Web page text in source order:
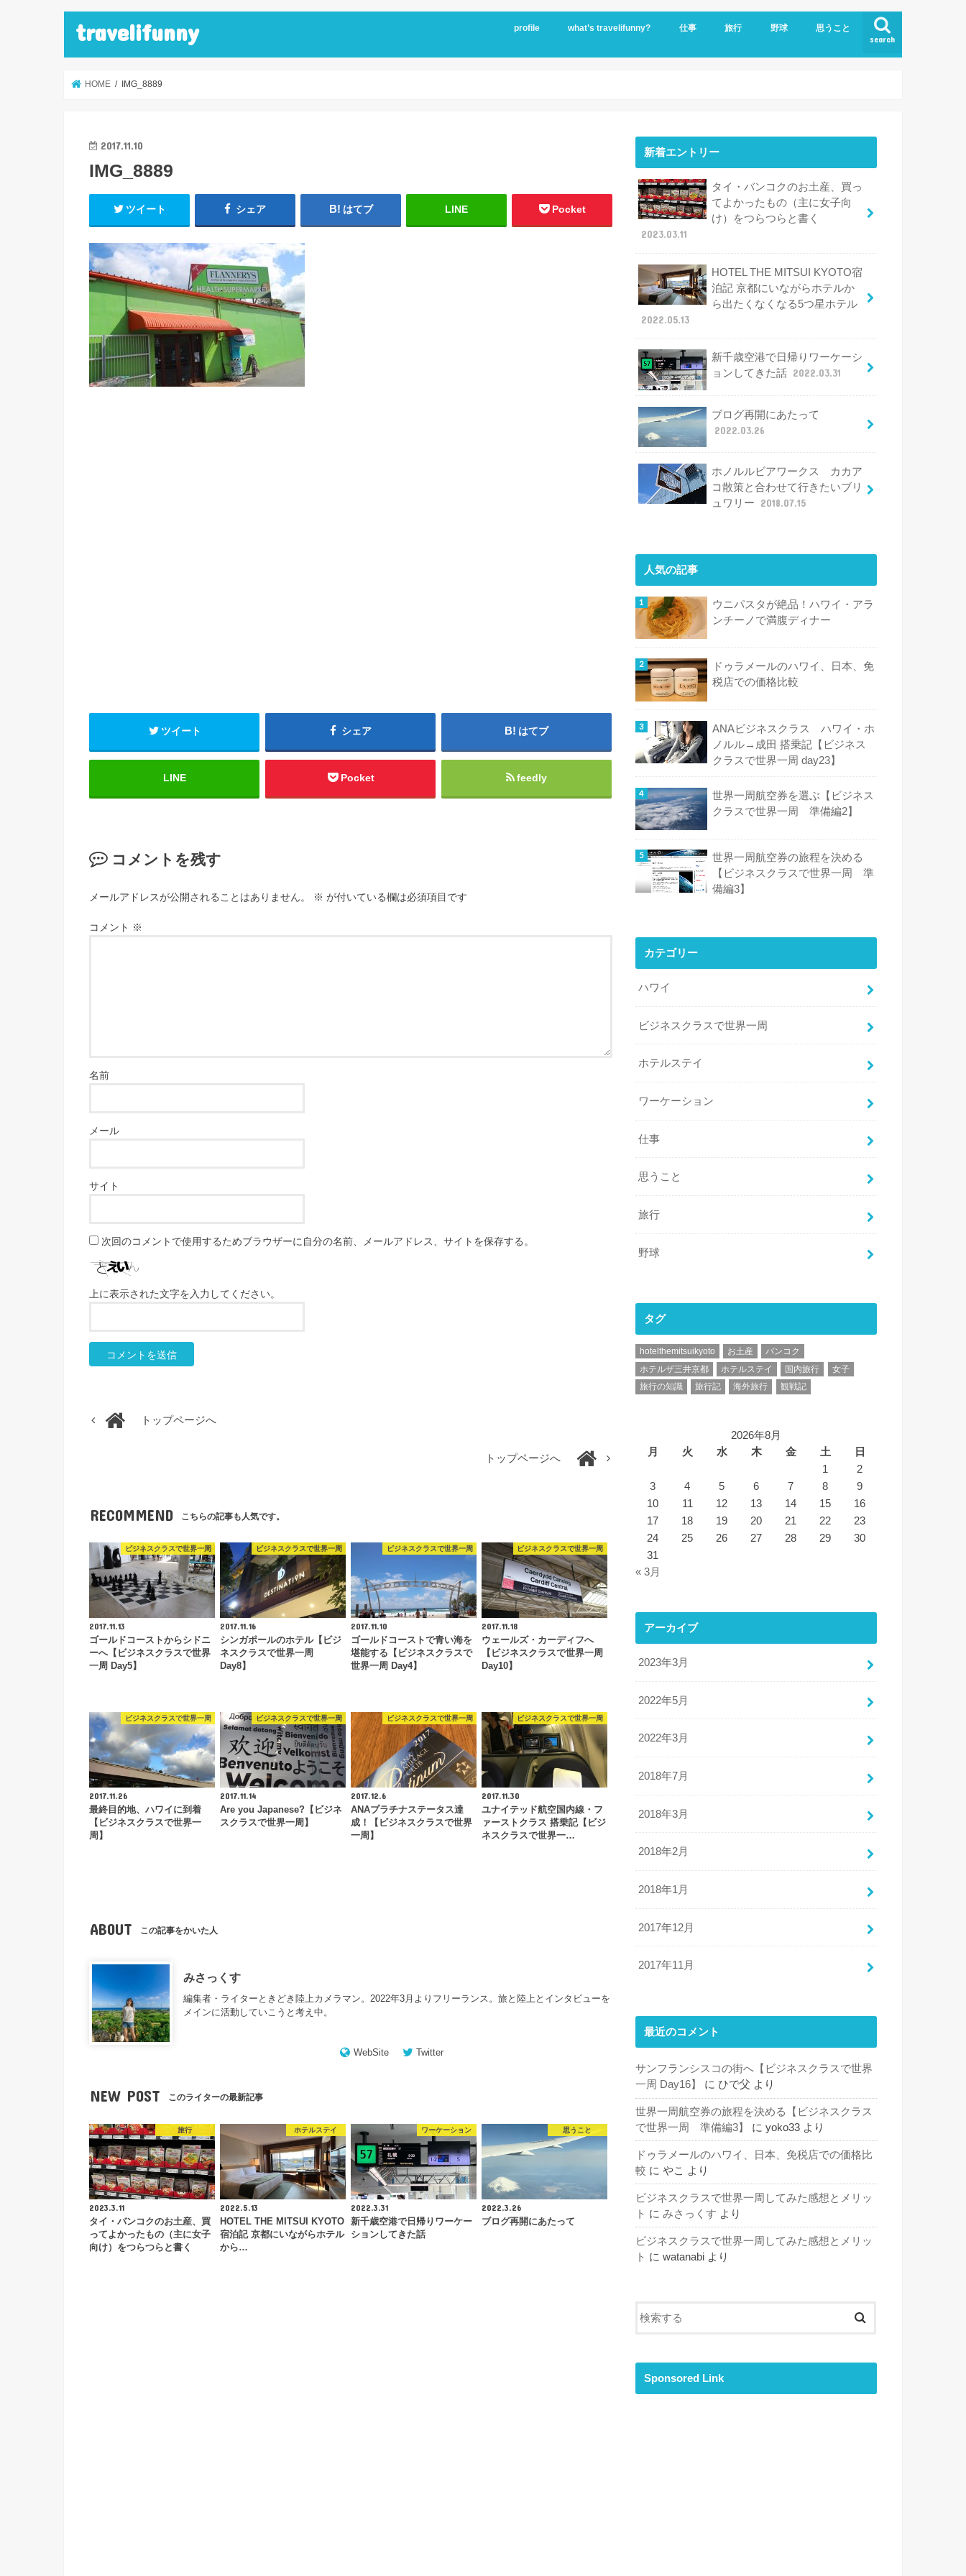
travelifunny search
profile what’s travelifunny? 仕事 旅行
ビジネスクラスで世界一周
ハワイ
野球 思うこと
HOME IMG_8889
2017.11.10
IMG_8889
ツイート シェア はてブ LINE Pocket
ツイート シェア はてブ
LINE Pocket feedly
コメントを残す
メールアドレスが公開されることはありません。 ※ が付いている欄は必須項目です
コメント ※
名前
メール
サイト
次回のコメントで使用するためブラウザーに自分の名前、メールアドレス、サイトを保存する。
上に表示された文字を入力してください。
トップページへ
トップページへ
RECOMMEND こちらの記事も人気です。
ビジネスクラスで世界一周
2017.11.13
ゴールドコーストからシドニ
ーへ【ビジネスクラスで世界
一周 Day5】
ビジネスクラスで世界一周
2017.11.16
シンガポールのホテル【ビジ
ネスクラスで世界一周
Day8】
ビジネスクラスで世界一周
2017.11.10
ゴールドコーストで青い海を
堪能する【ビジネスクラスで
世界一周 Day4】
ビジネスクラスで世界一周
2017.11.18
ウェールズ・カーディフへ
【ビジネスクラスで世界一周
Day10】
ビジネスクラスで世界一周
2017.11.26
最終目的地、ハワイに到着
【ビジネスクラスで世界一
周】
ビジネスクラスで世界一周
2017.11.14
Are you Japanese?【ビジネ
スクラスで世界一周】
ビジネスクラスで世界一周
2017.12.6
ANAプラチナステータス達
成！【ビジネスクラスで世界
一周】
ビジネスクラスで世界一周
2017.11.30
ユナイテッド航空国内線・フ
ァーストクラス 搭乗記【ビジ
ネスクラスで世界一…
ABOUT この記事をかいた人
みさっくす
編集者・ライターときどき陸上カメラマン。2022年3月よりフリーランス。旅と陸上とインタビューを
メインに活動していこうと考え中。
WebSite Twitter
NEW POST このライターの最新記事
旅行
2023.3.11
タイ・バンコクのお土産、買
ってよかったもの（主に女子
向け）をつらつらと書く
ホテルステイ
2022.5.13
HOTEL THE MITSUI KYOTO
宿泊記 京都にいながらホテル
から…
ワーケーション
2022.3.31
新千歳空港で日帰りワーケー
ションしてきた話
思うこと
2022.3.26
ブログ再開にあたって
新着エントリー
タイ・バンコクのお土産、買っ
てよかったもの（主に女子向
け）をつらつらと書く
2023.03.11
HOTEL THE MITSUI KYOTO宿
泊記 京都にいながらホテルか
ら出たくなくなる5つ星ホテル
2022.05.13
新千歳空港で日帰りワーケーシ
ョンしてきた話 2022.03.31
ブログ再開にあたって
2022.03.26
ホノルルビアワークス カカア
コ散策と合わせて行きたいブリ
ュワリー
2018.07.15
人気の記事
ウニパスタが絶品！ハワイ・アラ
ンチーノで満腹ディナー
ドゥラメールのハワイ、日本、免
税店での価格比較
ANAビジネスクラス ハワイ・ホ
ノルル→成田 搭乗記【ビジネス
クラスで世界一周 day23】
世界一周航空券を選ぶ【ビジネス
クラスで世界一周 準備編2】
世界一周航空券の旅程を決める
【ビジネスクラスで世界一周 準
備編3】
カテゴリー
ハワイ
ビジネスクラスで世界一周
ホテルステイ
ワーケーション
仕事
思うこと
旅行
野球
タグ
hotelthemitsuikyoto お土産
バンコク
ホテルザ三井京都
ホテルステイ 国内旅行
女子
旅行の知識
旅行記 海外旅行 観戦記
2026年8月
月
火 水 木 金 土
日
1
2
3
4 5 6 7 8
9
10
11 12 13 14 15
16
17
18 19 20 21 22
23
24
25 26 27 28 29
30
31
« 3月
アーカイブ
2023年3月
2022年5月
2022年3月
2018年7月
2018年3月
2018年2月
2018年1月
2017年12月
2017年11月
最近のコメント
サンフランシスコの街へ【ビジネスクラスで世界
一周 Day16】
に ひで父 より
世界一周航空券の旅程を決める【ビジネスクラス
で世界一周 準備編3】
に yoko33 より
ドゥラメールのハワイ、日本、免税店での価格比
較 に やこ より
ビジネスクラスで世界一周してみた感想とメリッ
ト に みさっくす より
ビジネスクラスで世界一周してみた感想とメリッ
ト に watanabi より
Sponsored Link